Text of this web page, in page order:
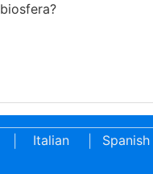
biosfera?
Italian Spanish